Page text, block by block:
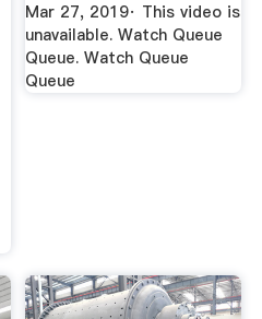
Mar 27, 2019· This video is
unavailable. Watch Queue
Queue. Watch Queue
Queue